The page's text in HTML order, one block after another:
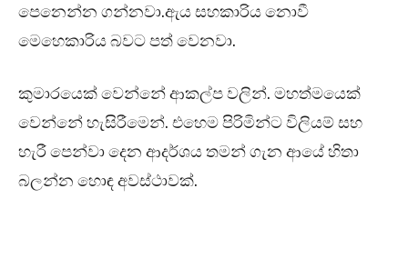
පෙනෙන්න ගන්නවා.ඇය සහකාරිය නොවී
මෙහෙකාරිය බවට පත් වෙනවා.
කුමාරයෙක් වෙන්නේ ආකල්ප වලින්. මහත්මයෙක්
වෙන්නේ හැසිරීමෙන්. එහෙම පිරිමින්ට විලියම් සහ
හැරී පෙන්වා දෙන ආදර්ශය තමන් ගැන ආයේ හිතා
බලන්න හොඳ අවස්ථාවක්.